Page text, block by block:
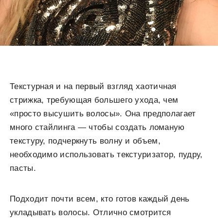
Текстурная и на первый взгляд хаотичная
стрижка, требующая большего ухода, чем
«просто высушить волосы». Она предполагает
много стайлинга — чтобы создать ломаную
текстуру, подчеркнуть волну и объем,
необходимо использовать текстуризатор, пудру,
пасты.
Подходит почти всем, кто готов каждый день
укладывать волосы. Отлично смотрится